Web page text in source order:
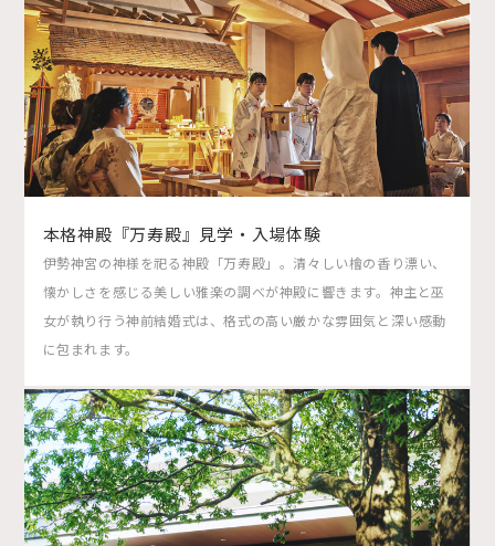
本格神殿『万寿殿』見学・入場体験
伊勢神宮の神様を祀る神殿「万寿殿」。清々しい檜の香り漂い、
懐かしさを感じる美しい雅楽の調べが神殿に響きます。神主と巫
女が執り行う神前結婚式は、格式の高い厳かな雰囲気と深い感動
に包まれます。